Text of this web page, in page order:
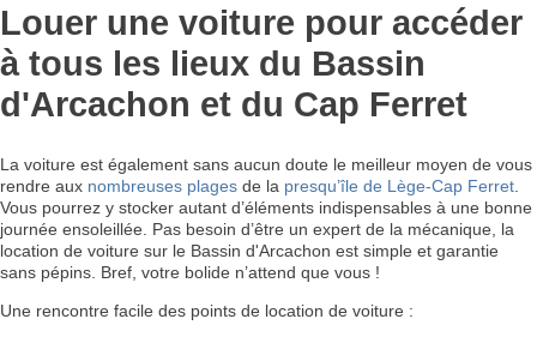
Louer une voiture pour accéder
à tous les lieux du Bassin
d'Arcachon et du Cap Ferret
La voiture est également sans aucun doute le meilleur moyen de vous
rendre aux nombreuses plages de la presqu’île de Lège-Cap Ferret.
Vous pourrez y stocker autant d’éléments indispensables à une bonne
journée ensoleillée. Pas besoin d’être un expert de la mécanique, la
location de voiture sur le Bassin d'Arcachon est simple et garantie
sans pépins. Bref, votre bolide n’attend que vous !
Une rencontre facile des points de location de voiture :